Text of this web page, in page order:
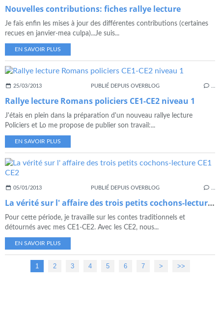
Nouvelles contributions: fiches rallye lecture
Je fais enfin les mises à jour des différentes contributions (certaines
recues en janvier-mea culpa)...Je suis...
EN SAVOIR PLUS
25/03/2013 PUBLIÉ DEPUIS OVERBLOG
Rallye lecture Romans policiers CE1-CE2 niveau 1
J'étais en plein dans la préparation d'un nouveau rallye lecture
Policiers et Lo me propose de publier son travail:...
EN SAVOIR PLUS
05/01/2013 PUBLIÉ DEPUIS OVERBLOG
La vérité sur l' affaire des trois petits cochons-lecture CE1 CE2
Pour cette période, je travaille sur les contes traditionnels et
détournés avec mes CE1-CE2. Avec les CE2, nous...
EN SAVOIR PLUS
1 2 3 4 5 6 7 > >>